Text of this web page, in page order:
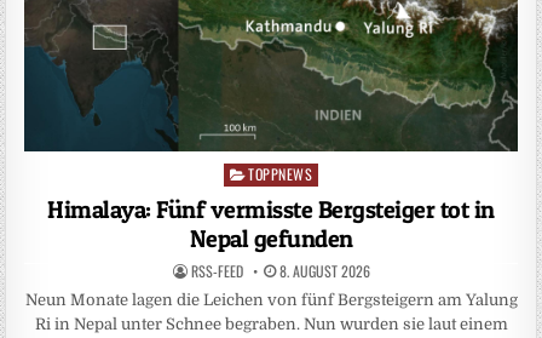
Posted
TOPPNEWS
Himalaya: Fünf vermisste Bergsteiger tot in
Nepal gefunden
RSS-FEED 8. AUGUST 2026
Neun Monate lagen die Leichen von fünf Bergsteigern am Yalung
Ri in Nepal unter Schnee begraben. Nun wurden sie laut einem